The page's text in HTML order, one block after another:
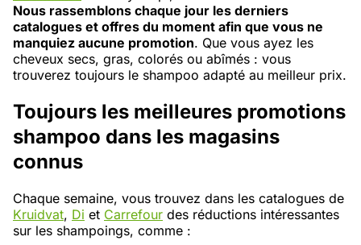
Nous rassemblons chaque jour les derniers
catalogues et offres du moment afin que vous ne
manquiez aucune promotion. Que vous ayez les
cheveux secs, gras, colorés ou abîmés : vous
trouverez toujours le shampoo adapté au meilleur prix.
Toujours les meilleures promotions
shampoo dans les magasins
connus
Chaque semaine, vous trouvez dans les catalogues de
Kruidvat, Di et Carrefour des réductions intéressantes
sur les shampoings, comme :